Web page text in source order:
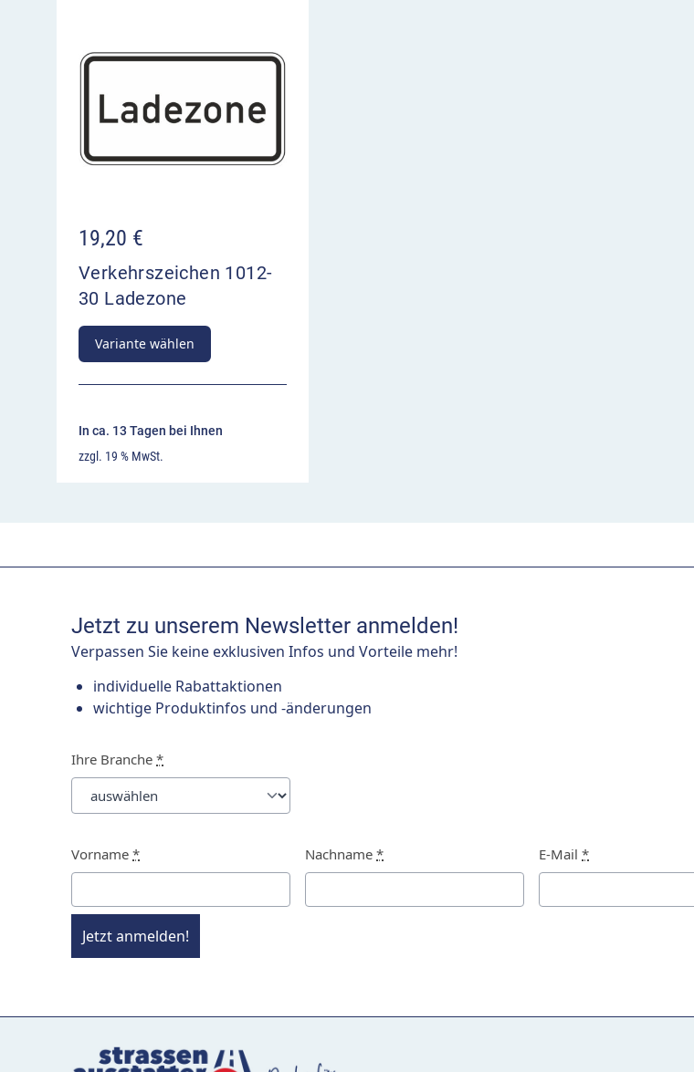
19,20 €
Verkehrszeichen 1012-
30 Ladezone
Variante wählen
In ca. 13 Tagen bei Ihnen
zzgl. 19 % MwSt.
Jetzt zu unserem Newsletter anmelden!
Verpassen Sie keine exklusiven Infos und Vorteile mehr!
individuelle Rabattaktionen
wichtige Produktinfos und -änderungen
Ihre Branche *
Vorname * Nachname * E-Mail *
Jetzt anmelden!